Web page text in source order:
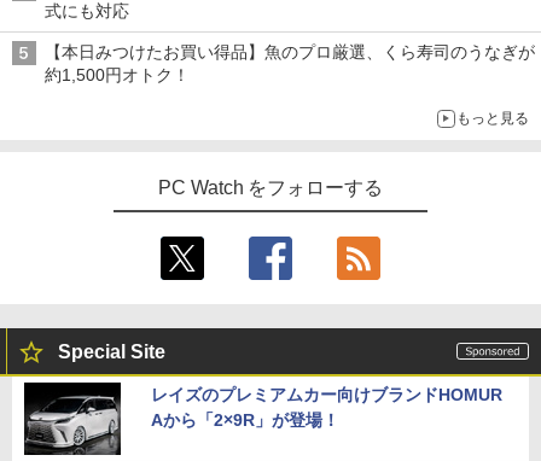
式にも対応
【本日みつけたお買い得品】魚のプロ厳選、くら寿司のうなぎが
約1,500円オトク！
もっと見る
PC Watch をフォローする
Special Site
レイズのプレミアムカー向けブランドHOMUR
Aから「2×9R」が登場！